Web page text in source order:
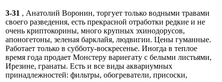
3-31 , Анатолий Воронин, торгует только водными травами
своего разведения, есть прекрасной отработки редкие и не
очень криптокорины, много крупных эхинодорусов,
апоногетоны, зеленая барклайя, людвигии. Цены гуманные.
Работает только в субботу-воскресенье. Иногда в теплое
время года продает Монстеру вариегату с белыми листьями,
Ирезине, гранаты. Есть и все виды аквариумных
принадлежностей: фильтры, обогреватели, присоски,